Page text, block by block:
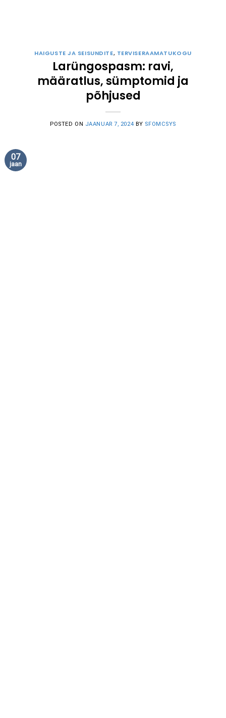
HAIGUSTE JA SEISUNDITE, TERVISERAAMATUKOGU
Larüngospasm: ravi,
määratlus, sümptomid ja
põhjused
POSTED ON JAANUAR 7, 2024 BY SFOMCSYS
07
jaan